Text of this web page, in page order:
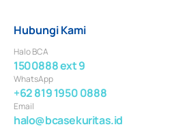
Hubungi Kami
Halo BCA
1500888 ext 9
WhatsApp
+62 819 1950 0888
Email
halo@bcasekuritas.id